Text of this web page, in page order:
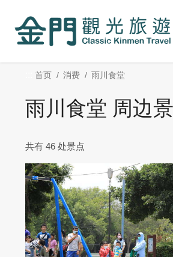
内
首页 消费 雨川食堂
雨川食堂 周边
共有 46 处景点